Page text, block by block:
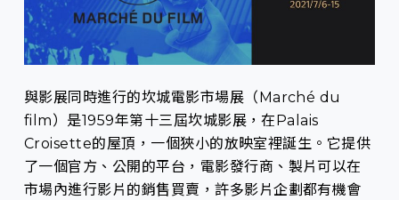
與影展同時進行的坎城電影市場展（Marché du
film）是1959年第十三屆坎城影展，在Palais
Croisette的屋頂，一個狹小的放映室裡誕生。它提供
了一個官方、公開的平台，電影發行商、製片可以在
市場內進行影片的銷售買賣，許多影片企劃都有機會